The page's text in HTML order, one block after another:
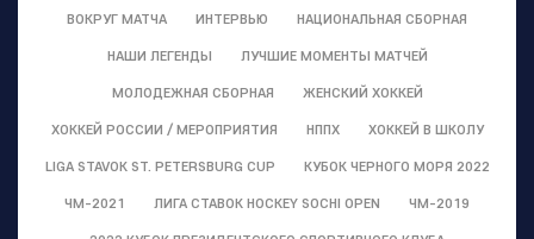
ВОКРУГ МАТЧА ИНТЕРВЬЮ НАЦИОНАЛЬНАЯ СБОРНАЯ
НАШИ ЛЕГЕНДЫ ЛУЧШИЕ МОМЕНТЫ МАТЧЕЙ
МОЛОДЕЖНАЯ СБОРНАЯ ЖЕНСКИЙ ХОККЕЙ
ХОККЕЙ РОССИИ / МЕРОПРИЯТИЯ НППХ ХОККЕЙ В ШКОЛУ
LIGA STAVOK ST. PETERSBURG CUP КУБОК ЧЕРНОГО МОРЯ 2022
ЧМ-2021 ЛИГА СТАВОК HOCKEY SOCHI OPEN ЧМ-2019